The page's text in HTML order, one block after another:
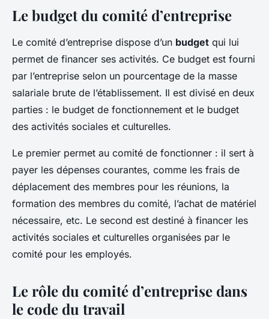
Le budget du comité d’entreprise
Le comité d’entreprise dispose d’un budget qui lui
permet de financer ses activités. Ce budget est fourni
par l’entreprise selon un pourcentage de la masse
salariale brute de l’établissement. Il est divisé en deux
parties : le budget de fonctionnement et le budget
des activités sociales et culturelles.
Le premier permet au comité de fonctionner : il sert à
payer les dépenses courantes, comme les frais de
déplacement des membres pour les réunions, la
formation des membres du comité, l’achat de matériel
nécessaire, etc. Le second est destiné à financer les
activités sociales et culturelles organisées par le
comité pour les employés.
Le rôle du comité d’entreprise dans
le code du travail